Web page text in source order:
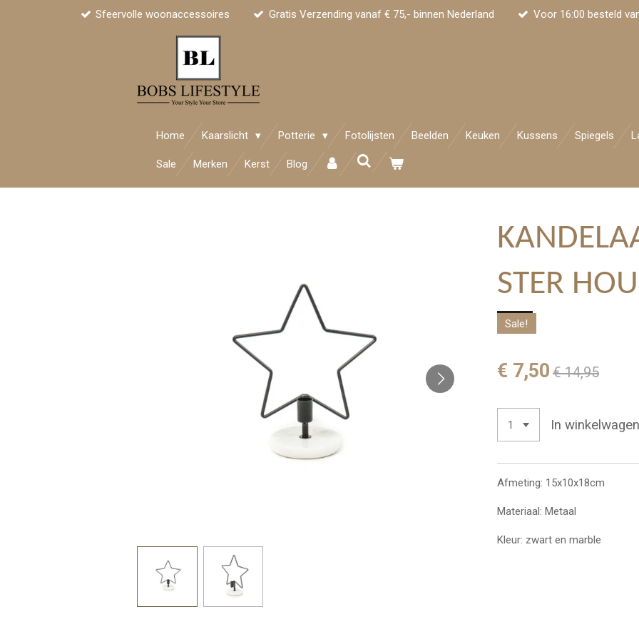
Sfeervolle woonaccessoires Gratis Verzending vanaf € 75,- binnen Nederland Voor 16:00 besteld
Home Kaarslicht Potterie Fotolijsten Beelden Keuken Kussens Spiegels
Sale Merken Kerst Blog
STER
Sale!
€ 7,50 € 14,95
In
Afmeting: 15x10x18cm
Materiaal: Metaal
Kleur: zwart en marble